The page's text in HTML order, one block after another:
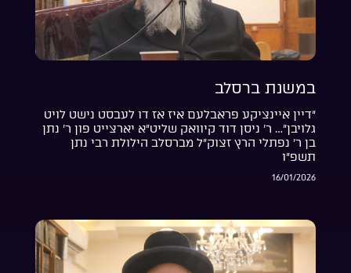
במשנת ברסלב
“דיין איינציקע פראבלעם איז אז דו לעבסט נישט לויט
גלויבן”… ר’ ניסן דוד קיוואק שליט”א יארצייט פון ר’ נתן
בן ר’ נפתלי הרץ זצוק”ל מברסלב הילולת רבי נתן
תשפ”ו
16/01/2026